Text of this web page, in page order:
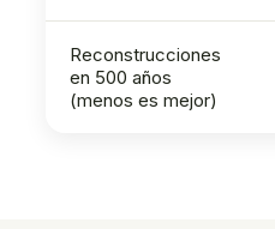
Reconstrucciones
en 500 años
(menos es mejor)